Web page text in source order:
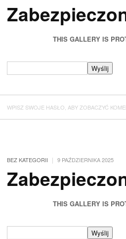
THIS GALLERY IS
WPISZ SWOJE HASŁO, ABY ZOBACZYĆ
BEZ KATEGORII | 9 PAŹDZIERNIKA 2025
THIS GALLERY IS